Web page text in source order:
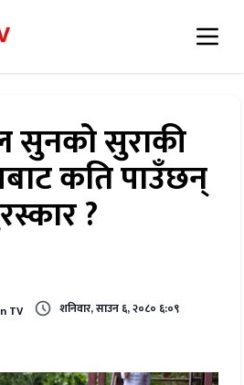
सुनको सुराकी
कति पाउँछन्
?
TV शनिवार, साउन ६, २०८० ६:०९